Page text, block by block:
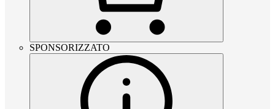
SPONSORIZZATO